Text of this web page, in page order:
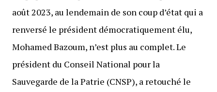
août 2023, au lendemain de son coup d’état qui a
renversé le président démocratiquement élu,
Mohamed Bazoum, n’est plus au complet. Le
président du Conseil National pour la
Sauvegarde de la Patrie (CNSP), a retouché le